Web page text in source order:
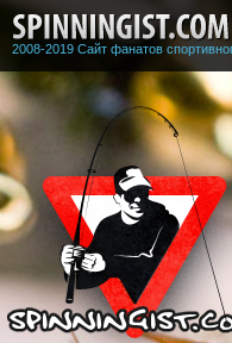
2008-2019 Сайт фанатов